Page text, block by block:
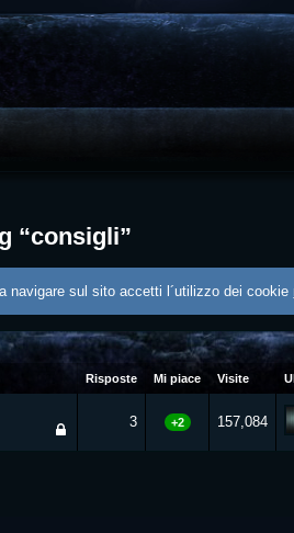
“consigli”
navigare sul sito accetti l´utilizzo dei cookie
Risposte Mi piace Visite
3 +2 157,084